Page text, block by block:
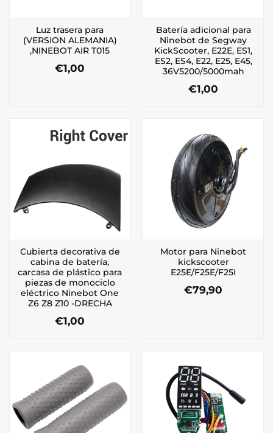
Luz trasera para
(VERSION ALEMANIA)
,NINEBOT AIR T015
€1,00
Batería adicional para
Ninebot de Segway
KickScooter, E22E, ES1,
ES2, ES4, E22, E25, E45,
36V5200/5000mah
€1,00
Cubierta decorativa de
cabina de batería,
carcasa de plástico para
piezas de monociclo
eléctrico Ninebot One
Z6 Z8 Z10 -DRECHA
€1,00
Motor para Ninebot
kickscooter
E25E/F25E/F25I
€79,90